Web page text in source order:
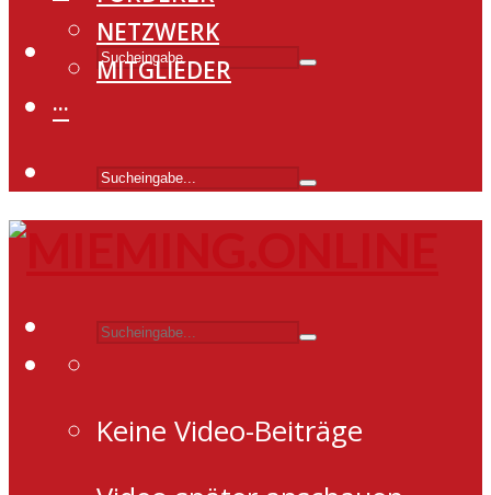
NETZWERK
MITGLIEDER
···
Keine Video-Beiträge